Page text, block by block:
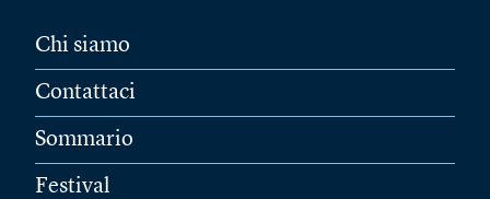
Chi siamo
Contattaci
Sommario
Festival